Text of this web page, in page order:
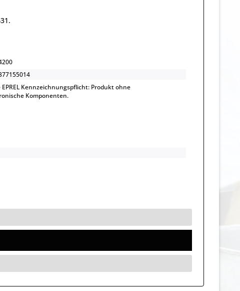
EPREL Kennzeichnungspflicht: Produkt ohne
Komponenten.